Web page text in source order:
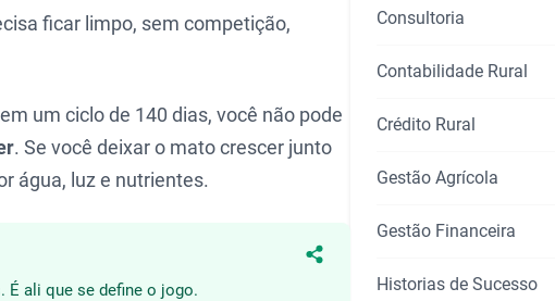
ficar limpo, sem competição,
um ciclo de 140 dias, você não pode
. Se você deixar o mato crescer junto
água, luz e nutrientes.
Compartilhar
É ali que se define o jogo.
Consultoria
Contabilidade Rural
Crédito Rural
Gestão Agrícola
Gestão Financeira
Historias de Sucesso